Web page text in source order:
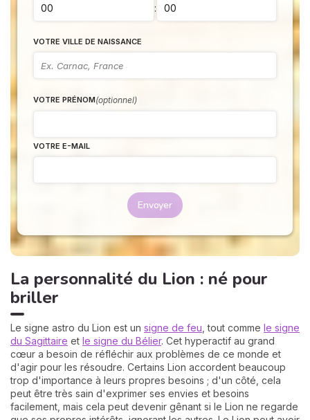
:
VOTRE VILLE DE NAISSANCE
VOTRE PRÉNOM(optionnel)
VOTRE E-MAIL
Envoyer
La personnalité du Lion : né pour
briller
Le signe astro du Lion est un signe de feu , tout comme le signe
du Sagittaire et le signe du Bélier. Cet hyperactif au grand
cœur a besoin de réfléchir aux problèmes de ce monde et
d'agir pour les résoudre. Certains Lion accordent beaucoup
trop d'importance à leurs propres besoins ; d'un côté, cela
peut être très sain d'exprimer ses envies et besoins
facilement, mais cela peut devenir gênant si le Lion ne regarde